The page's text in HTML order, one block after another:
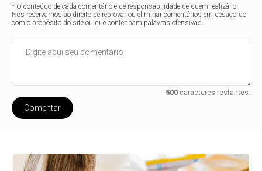
* O conteúdo de cada comentário é de responsabilidade de quem realizá-lo.
Nos reservamos ao direito de reprovar ou eliminar comentários em desacordo
com o propósito do site ou que contenham palavras ofensivas.
500caracteres restantes.
Comentar